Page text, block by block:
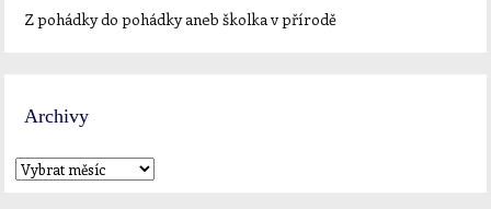
Z pohádky do pohádky aneb školka v přírodě
Archivy